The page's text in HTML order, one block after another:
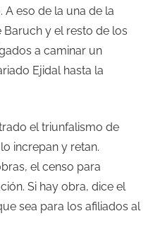
eso de la una de la
Baruch y el resto de los
a caminar un
Ejidal hasta la
el triunfalismo de
increpan y retan.
el censo para
Si hay obra, dice el
sea para los afiliados al